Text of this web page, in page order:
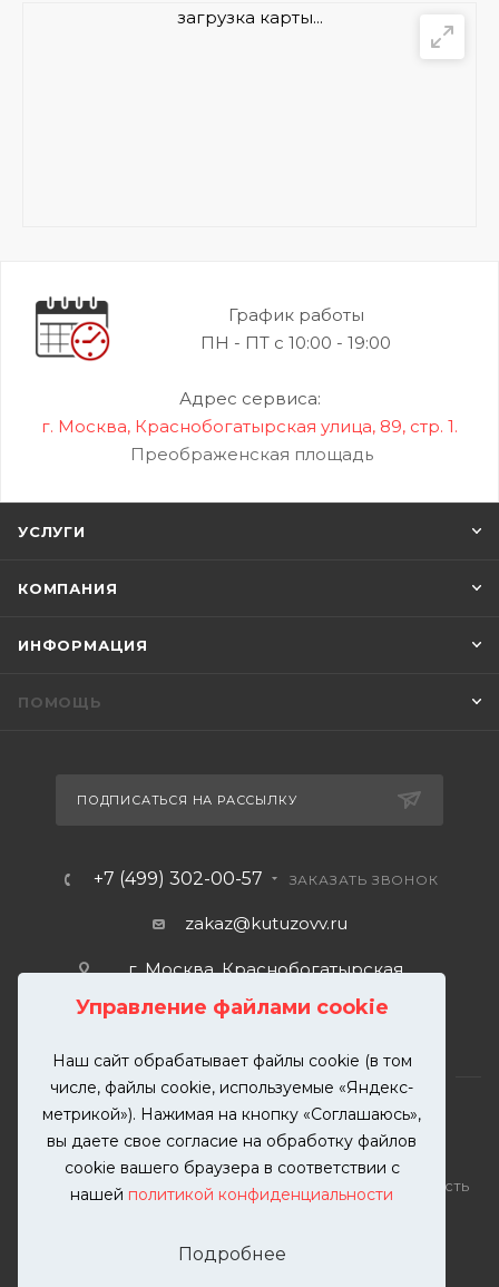
Управление файлами cookie
Наш сайт обрабатывает файлы cookie (в том
числе, файлы cookie, используемые «Яндекс-
метрикой»). Нажимая на кнопку «Соглашаюсь»,
вы даете свое согласие на обработку файлов
cookie вашего браузера в соответствии с
нашей политикой конфиденциальности
Подробнее
загрузка карты...
График работы
ПН - ПТ с 10:00 - 19:00
Адрес сервиса:
г. Москва, Краснобогатырская улица, 89, стр. 1.
Преображенская площадь
УСЛУГИ
КОМПАНИЯ
ИНФОРМАЦИЯ
ПОМОЩЬ
ПОДПИСАТЬСЯ НА РАССЫЛКУ
+7 (499) 302-00-57 ЗАКАЗАТЬ ЗВОНОК
zakaz@kutuzovv.ru
г. Москва, Краснобогатырская
2026 © KUTUZOVV | Кузовной ремонт и покраска
автомобилей. Вся информация на сайте – собственность
разрешения запрещена. Все права защищены.